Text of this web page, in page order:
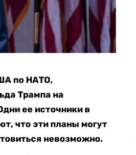
по НАТО,
Трампа на
ее источники в
что эти планы могут
невозможно.